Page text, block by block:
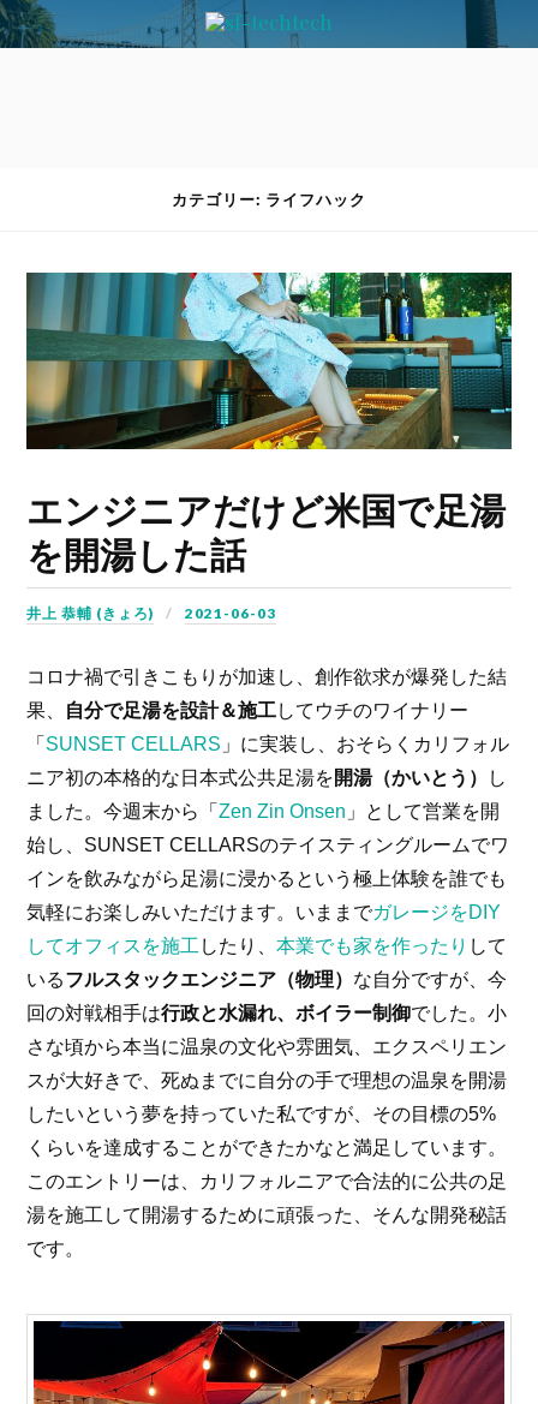
カテゴリー: ライフハック
エンジニアだけど米国で足湯
を開湯した話
井上 恭輔 (きょろ) 2021-06-03
コロナ禍で引きこもりが加速し、創作欲求が爆発した結
果、 自分で足湯を設計＆施工してウチのワイナリー
「 SUNSET CELLARS 」に実装し、おそらくカリフォル
ニア初の本格的な日本式公共足湯を開湯（かいとう）
し
ました。今週末から「Zen Zin Onsen 」として営業を開
始し、SUNSET CELLARSのテイスティングルームでワ
インを飲みながら足湯に浸かるという極上体験を誰でも
気軽にお楽しみいただけます。いままでガレージをDIY
してオフィスを施工 したり、本業でも家を作ったり して
いるフルスタックエンジニア（物理） な自分ですが、今
回の対戦相手は行政と水漏れ、ボイラー制御でした。小
さな頃から本当に温泉の文化や雰囲気、エクスペリエン
スが大好きで、死ぬまでに自分の手で理想の温泉を開湯
したいという夢を持っていた私ですが、その目標の5%
くらいを達成することができたかなと満足しています。
このエントリーは、カリフォルニアで合法的に公共の足
湯を施工して開湯するために頑張った、そんな開発秘話
です。